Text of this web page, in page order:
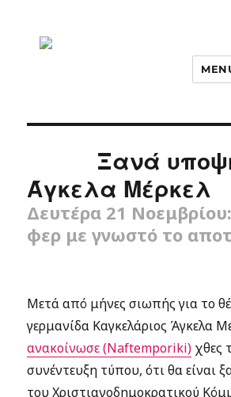
Ξανά
Άγκελα Μέρκελ
Δευτέρα 21
φερ με γνωστό το
Μετά από μήνες σιωπής για το
γερμανίδα Καγκελάριος Άγκελα
ανακοίνωσε (Naftemporiki) χθες
συνέντευξη τύπου, ότι θα είναι
του Χριστιανοδημοκρατικού